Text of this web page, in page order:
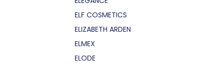
ELF COSMETICS
ELIZABETH ARDEN
ELMEX
ELODE